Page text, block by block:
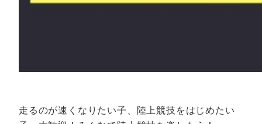
走るのが速くなりたい子、陸上競技をはじめたい